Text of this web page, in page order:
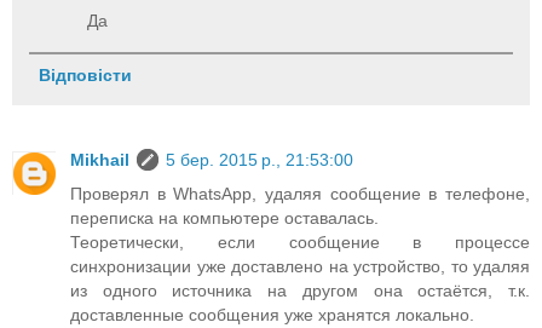
Да
Відповісти
Mikhail
5 бер. 2015 р., 21:53:00
Проверял в WhatsApp, удаляя сообщение в телефоне,
переписка на компьютере оставалась.
Теоретически, если сообщение в процессе
синхронизации уже доставлено на устройство, то удаляя
из одного источника на другом она остаётся, т.к.
доставленные сообщения уже хранятся локально.